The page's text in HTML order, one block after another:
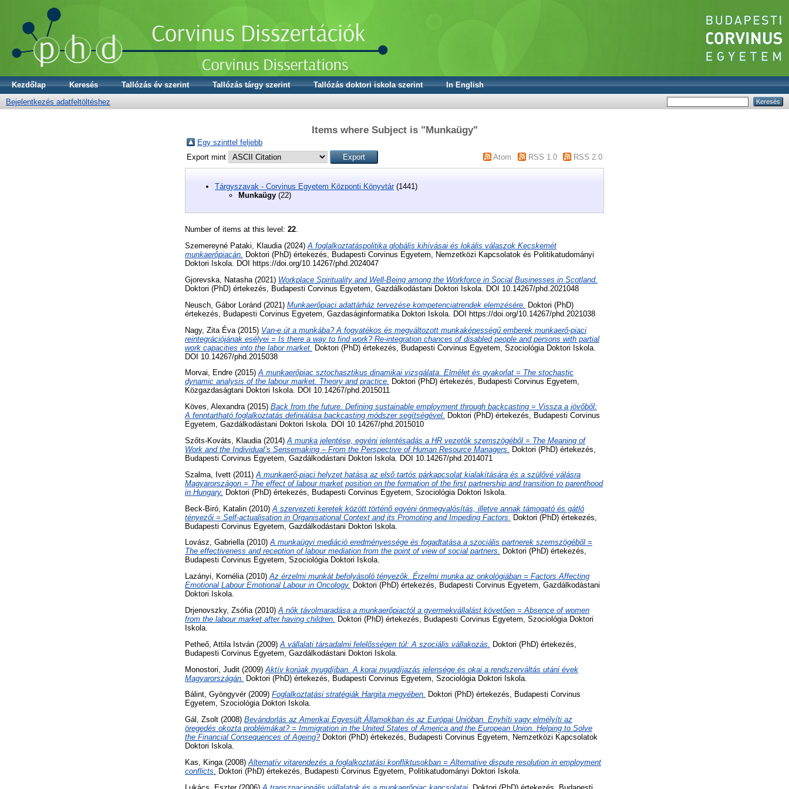
Kezdőlap Keresés Tallózás év szerint Tallózás tárgy szerint Tallózás doktori iskola szerint
In English
Bejelentkezés adatfeltöltéshez
Items where Subject is "Munkaügy"
Egy szinttel feljebb
Export mint
Atom RSS 1.0 RSS 2.0
Tárgyszavak - Corvinus Egyetem Központi Könyvtár(1441)
Munkaügy (22)
Number of items at this level: 22.
Szemereyné Pataki, Klaudia(2024)A foglalkoztatáspolitika globális kihívásai és lokális válaszok Kecskemét
munkaerőpiacán. Doktori (PhD) értekezés, Budapesti Corvinus Egyetem, Nemzetközi Kapcsolatok és Politikatudományi
Doktori Iskola. DOI https://doi.org/10.14267/phd.2024047
Gjorevska, Natasha (2021) Workplace Spirituality and Well-Being among the Workforce in Social Businesses in Scotland.
Doktori (PhD) értekezés, Budapesti Corvinus Egyetem, Gazdálkodástani Doktori Iskola. DOI 10.14267/phd.2021048
Neusch, Gábor Loránd (2021) Munkaerőpiaci adattárház tervezése kompetenciatrendek elemzésére.
Doktori (PhD)
értekezés, Budapesti Corvinus Egyetem, Gazdaságinformatika Doktori Iskola. DOI https://doi.org/10.14267/phd.2021038
Nagy, Zita Éva (2015) Van-e út a munkába? A fogyatékos és megváltozott munkaképességű emberek munkaerő-piaci
reintegrációjának esélyei = Is there a way to find work? Re-integration chances of disabled people and persons with partial
work capacities into the labor market. Doktori (PhD) értekezés, Budapesti Corvinus Egyetem, Szociológia Doktori Iskola.
DOI 10.14267/phd.2015038
Morvai, Endre (2015)A munkaerőpiac sztochasztikus dinamikai vizsgálata. Elmélet és gyakorlat = The stochastic
dynamic analysis of the labour market. Theory and practice. Doktori (PhD) értekezés, Budapesti Corvinus Egyetem,
Közgazdaságtani Doktori Iskola. DOI 10.14267/phd.2015011
Köves, Alexandra(2015) Back from the future. Defining sustainable employment through backcasting = Vissza a jövőből:
A fenntartható foglalkoztatás definiálása backcasting módszer segítségével. Doktori (PhD) értekezés, Budapesti Corvinus
Egyetem, Gazdálkodástani Doktori Iskola. DOI 10.14267/phd.2015010
Szőts-Kováts, Klaudia (2014) A munka jelentése, egyéni jelentésadás a HR vezetők szemszögéből = The Meaning of
Work and the Individual’s Sensemaking – From the Perspective of Human Resource Managers.
Doktori (PhD) értekezés,
Budapesti Corvinus Egyetem, Gazdálkodástani Doktori Iskola. DOI 10.14267/phd.2014071
Szalma, Ivett (2011) A munkaerő-piaci helyzet hatása az első tartós párkapcsolat kialakítására és a szülővé válásra
Magyarországon = The effect of labour market position on the formation of the first partnership and transition to parenthood
in Hungary. Doktori (PhD) értekezés, Budapesti Corvinus Egyetem, Szociológia Doktori Iskola.
Beck-Biró, Katalin (2010) A szervezeti keretek között történő egyéni önmegvalósítás, illetve annak támogató és gátló
tényezői = Self-actualisation in Organisational Context and its Promoting and Impeding Factors.
Doktori (PhD) értekezés,
Budapesti Corvinus Egyetem, Gazdálkodástani Doktori Iskola.
Lovász, Gabriella(2010)A munkaügyi mediáció eredményessége és fogadtatása a szociális partnerek szemszögéből =
The effectiveness and reception of labour mediation from the point of view of social partners. Doktori (PhD) értekezés,
Budapesti Corvinus Egyetem, Szociológia Doktori Iskola.
Lazányi, Kornélia(2010)Az érzelmi munkát befolyásoló tényezők. Érzelmi munka az onkológiában = Factors Affecting
Emotional Labour Emotional Labour in Oncology. Doktori (PhD) értekezés, Budapesti Corvinus Egyetem, Gazdálkodástani
Doktori Iskola.
Drjenovszky, Zsófia (2010) A nők távolmaradása a munkaerőpiactól a gyermekvállalást követően = Absence of women
from the labour market after having children.
Doktori (PhD) értekezés, Budapesti Corvinus Egyetem, Szociológia Doktori
Iskola.
Petheő, Attila István (2009) A vállalati társadalmi felelősségen túl: A szociális vállakozás.
Doktori (PhD) értekezés,
Budapesti Corvinus Egyetem, Gazdálkodástani Doktori Iskola.
Monostori, Judit (2009) Aktív korúak nyugdíjban. A korai nyugdíjazás jelensége és okai a rendszerváltás utáni évek
Magyarországán. Doktori (PhD) értekezés, Budapesti Corvinus Egyetem, Szociológia Doktori Iskola.
Bálint, Gyöngyvér(2009) Foglalkoztatási stratégiák Hargita megyében. Doktori (PhD) értekezés, Budapesti Corvinus
Egyetem, Szociológia Doktori Iskola.
Gál, Zsolt (2008) Bevándorlás az Amerikai Egyesült Államokban és az Európai Unióban. Enyhíti vagy elmélyíti az
öregedés okozta problémákat? = Immigration in the United States of America and the European Union. Helping to Solve
the Financial Consequences of Ageing?Doktori (PhD) értekezés, Budapesti Corvinus Egyetem, Nemzetközi Kapcsolatok
Doktori Iskola.
Kas, Kinga (2008) Alternatív vitarendezés a foglalkoztatási konfliktusokban = Alternative dispute resolution in employment
conflicts.
Doktori (PhD) értekezés, Budapesti Corvinus Egyetem, Politikatudományi Doktori Iskola.